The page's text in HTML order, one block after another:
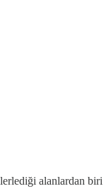
alanlardan biri